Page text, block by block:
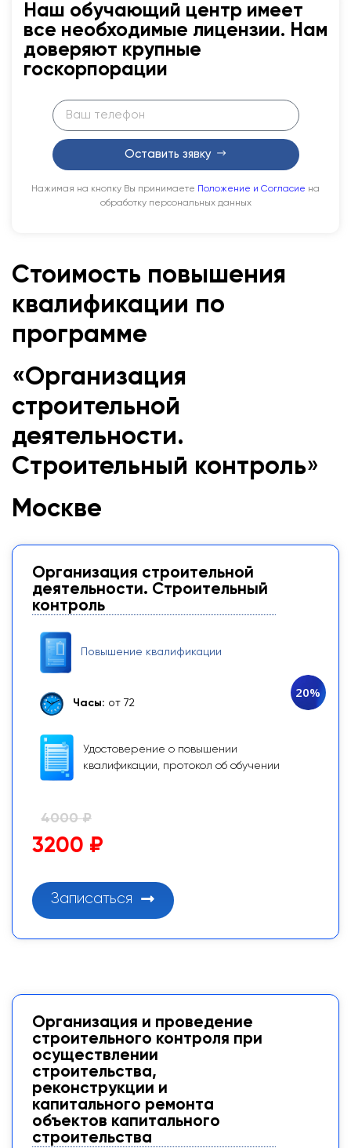
Наш обучающий центр имеет
все необходимые лицензии. Нам
доверяют крупные
госкорпорации
Оставить зявку
Нажимая на кнопку Вы принимаете Положение и Согласие на
обработку персональных данных
Стоимость повышения
квалификации по
программе
«Организация
строительной
деятельности.
Строительный контроль»
Москве
Организация строительной
деятельности. Строительный
контроль
Повышение квалификации
Часы: от 72
Удостоверение о повышении
квалификации, протокол об обучении
20%
4000 ₽
3200 ₽
Записаться
Организация и проведение
строительного контроля при
осуществлении
строительства,
реконструкции и
капитального ремонта
объектов капитального
строительства